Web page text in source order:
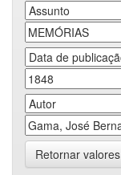
Retornar valores